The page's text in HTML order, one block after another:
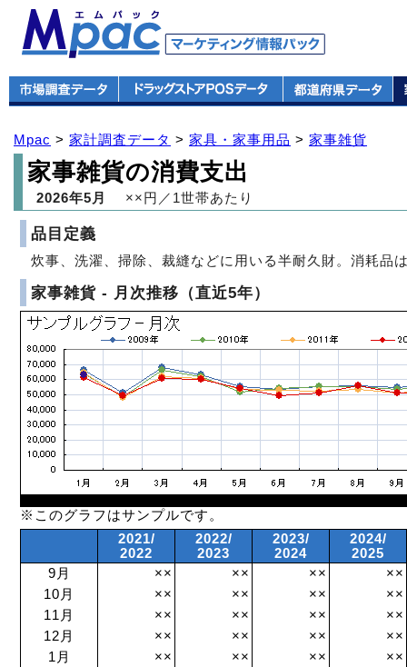
Mpac > 家計調査データ > 家具・家事用品 > 家事雑貨
家事雑貨の消費支出
2026年5月 ××円／1世帯あたり
品目定義
炊事、洗濯、掃除、裁縫などに用いる半耐久財。消耗品
家事雑貨 - 月次推移（直近5年）
※このグラフはサンプルです。
2021/
2022
2022/
2023
2023/
2024
2024/
2025
9月
×× ×× ××
××
10月
×× ×× ××
××
11月
×× ×× ××
××
12月
×× ×× ××
××
1月
×× ×× ××
××